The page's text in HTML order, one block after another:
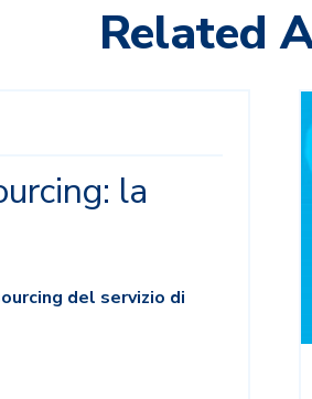
Related
la
del servizio di